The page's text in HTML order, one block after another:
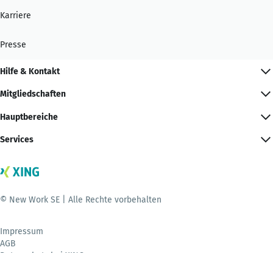
Karriere
Presse
Hilfe & Kontakt
Mitgliedschaften
Hauptbereiche
Services
© New Work SE | Alle Rechte vorbehalten
Impressum
AGB